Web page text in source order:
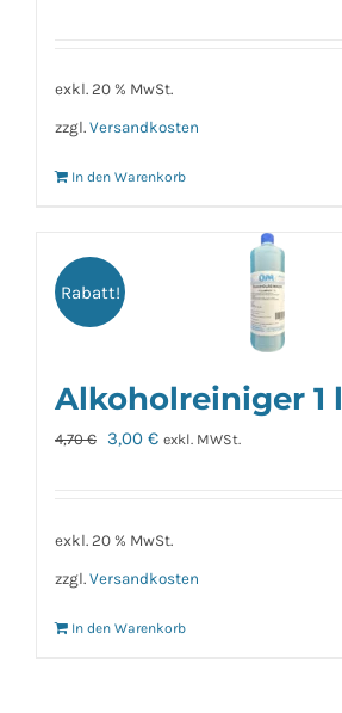
exkl. 20 % MwSt.
zzgl. Versandkosten
In den Warenkorb
Rabatt!
Alkoholreiniger 1 l
4,70€ Ursprünglicher
4,70 €
3,00 €Aktueller
3,00 €.
exkl. MWSt.
exkl. 20 % MwSt.
zzgl. Versandkosten
In den Warenkorb